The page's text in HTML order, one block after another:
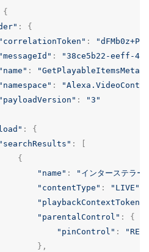
{
:
{
"correlationToken" :
"messageId" :
"38ce5b22-eeff-
"name" :
"namespace" :
"payloadVersion" :
"3"
:
{
"searchResults" :
{
"name" :
"インターステラー"
"contentType" : "LIVE"
"playbackContextToken"
"parentalControl" :
{
"pinControl" :
},